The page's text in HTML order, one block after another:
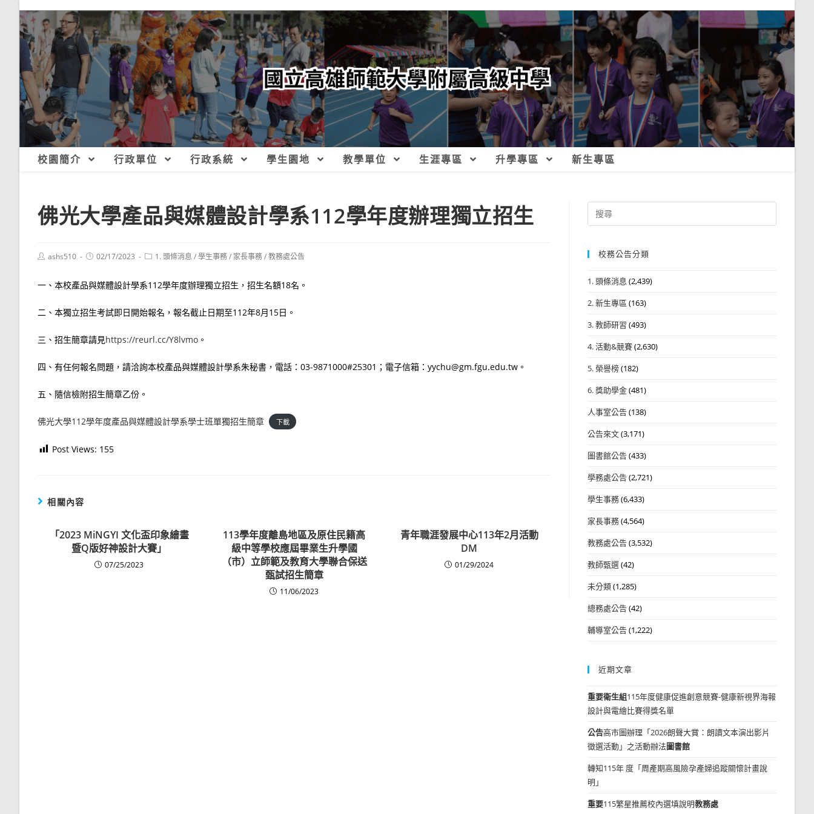
校園簡介 行政單位 行政系統 學生園地 教學單位 生涯專區 升學專區 新生專區
佛光大學產品與媒體設計學系112學年度辦理獨立招生
Postashs510
Post02/17/2023
Post1. 頭條消息 /學生事務/ 家長事務/教務處公告
一、本校產品與媒體設計學系112學年度辦理獨立招生，招生名額18名。
二、本獨立招生考試即日開始報名，報名截止日期至112年8月15日。
三、招生簡章請見https://reurl.cc/Y8lvmo 。
四、有任何報名問題，請洽詢本校產品與媒體設計學系朱秘書，電話：03-9871000#25301；電子信箱：yychu@gm.fgu.edu.tw。
五、隨信檢附招生簡章乙份。
佛光大學112學年度產品與媒體設計學系學士班單獨招生簡章 下載
Post Views: 155
相關內容
「2023 MiNGYI 文化盃印象繪畫
暨Q版好神設計大賽」
07/25/2023
113學年度離島地區及原住民籍高
級中等學校應屆畢業生升學國
（市）立師範及教育大學聯合保送
甄試招生簡章
11/06/2023
青年職涯發展中心113年2月活動
DM
01/29/2024
Search
for:
校務公告分類
1. 頭條消息 (2,439)
2. 新生專區 (163)
3. 教師研習 (493)
4. 活動&競賽(2,630)
5. 榮譽榜(182)
6. 獎助學金(481)
人事室公告(138)
公告來文(3,171)
圖書館公告(433)
學務處公告(2,721)
學生事務(6,433)
家長事務(4,564)
教務處公告(3,532)
教師甄選(42)
未分類(1,285)
總務處公告(42)
輔導室公告(1,222)
近期文章
重要衛生組115年度健康促進創意競賽-健康新視界海報
設計與電繪比賽得獎名單
公告高市圖辦理「2026朗聲大賞：朗讀文本演出影片
徵選活動」之活動辦法圖書館
轉知115年 度「周產期高風險孕產婦追蹤關懷計畫說
明」
重要115繁星推薦校內選填說明教務處